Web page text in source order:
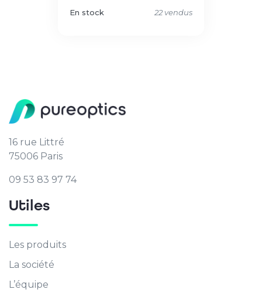
En stock 22 vendus
16 rue Littré
75006 Paris
09 53 83 97 74
Utiles
Les produits
La société
L’équipe